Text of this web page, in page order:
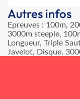
Autres infos
Epreuves : 100m,
3000m steeple,
Longueur, Triple
Javelot, Disque,